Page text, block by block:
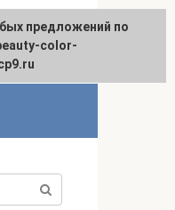
English
предложений по
color-